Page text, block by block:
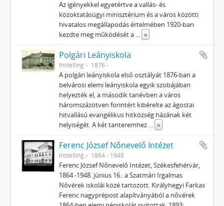
Az igényekkel egyetértve a vallás- és
közoktatásügyi minisztérium és a város közötti
hivatalos megállapodás értelmében 1920-ban
kezdte meg működését a ... »
Polgári Leányiskola
Instelling 1876 -
A polgári leányiskola első osztályát 1876-ban a
belvárosi elemi leányiskola egyik szobájában
helyezték el, a második tanévben a város
háromszázötven forintért kibérelte az ágostai
hitvallású evangélikus hitközség házának két
helyiségét. A két tanteremhez ... »
Ferenc József Nőnevelő Intézet
Instelling 1864 - 1948
Ferenc József Nőnevelő Intézet, Székesfehérvár,
1864 -1948. június 16.: a Szatmári Irgalmas
Nővérek iskolái közé tartozott. Királyhegyi Farkas
Ferenc nagyprépost alapítványából a nővérek